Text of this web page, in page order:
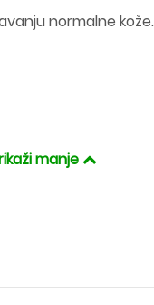
normalne
manje